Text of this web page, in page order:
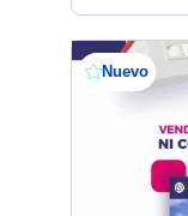
Nuevo